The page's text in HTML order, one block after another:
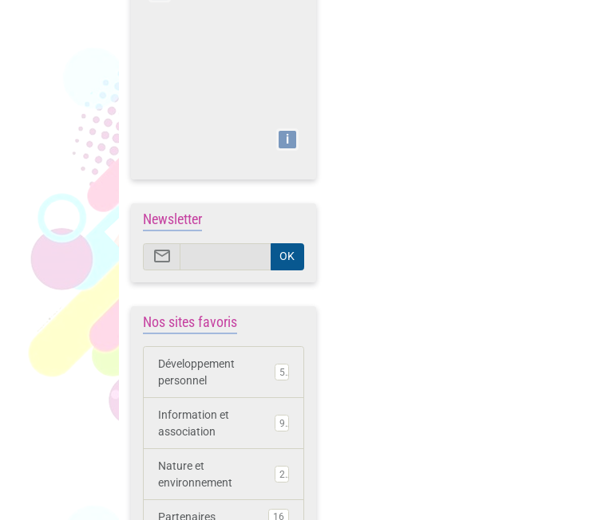
i
Newsletter
OK
Nos sites favoris
Développement
personnel
5
Information et
association
9
Nature et
environnement
2
Partenaires 16